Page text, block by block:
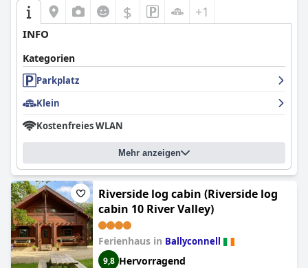
$ +1
INFO
Kategorien
Parkplatz
Klein
Kostenfreies WLAN
Mehr anzeigen
Riverside log cabin (Riverside log
cabin 10 River Valley)
Ferienhaus in Ballyconnell
9,8 Hervorragend